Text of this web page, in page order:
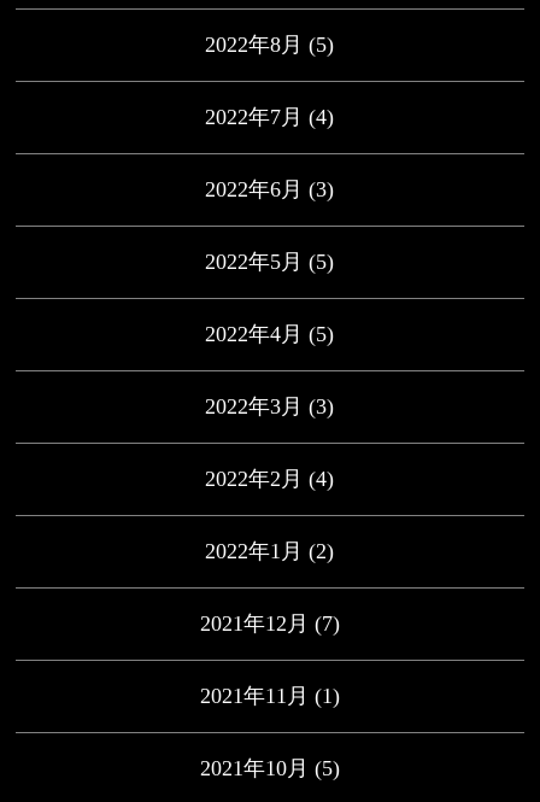
2022年8月 (5)
2022年7月 (4)
2022年6月 (3)
2022年5月 (5)
2022年4月 (5)
2022年3月 (3)
2022年2月 (4)
2022年1月 (2)
2021年12月 (7)
2021年11月 (1)
2021年10月 (5)